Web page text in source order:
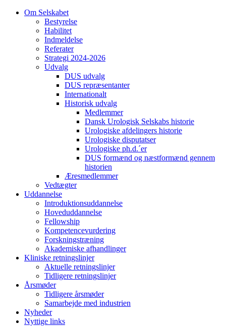
Om Selskabet
Bestyrelse
Habilitet
Indmeldelse
Referater
Strategi 2024-2026
Udvalg
DUS udvalg
DUS repræsentanter
Internationalt
Historisk udvalg
Medlemmer
Dansk Urologisk Selskabs historie
Urologiske afdelingers historie
Urologiske disputatser
Urologiske ph.d.´er
DUS formænd og næstformænd gennem
historien
Æresmedlemmer
Vedtægter
Uddannelse
Introduktionsuddannelse
Hoveduddannelse
Fellowship
Kompetencevurdering
Forskningstræning
Akademiske afhandlinger
Kliniske retningslinjer
Aktuelle retningslinjer
Tidligere retningslinjer
Årsmøder
Tidligere årsmøder
Samarbejde med industrien
Nyheder
Nyttige links